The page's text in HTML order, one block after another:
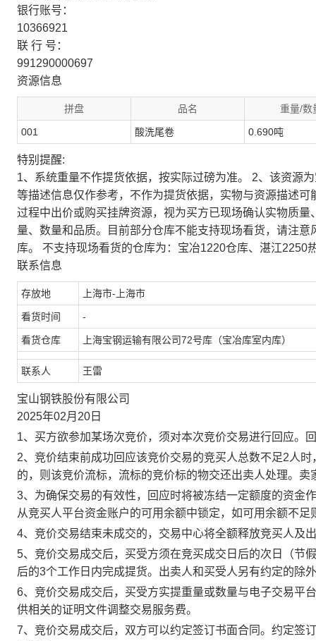
银行账号：
10366921
联 行 号：
991290000697
资源信息
拼盘 品名 重量/数
001 酸洗尾卷 0.690吨
特别提醒:
1、系统重量不作提货依据，按实际过磅为准。 2、该资源
等描述信息仅作参考，不作为提货依据，实物与资源描述
过程中出价或购买挂牌资源，视为买方已现场确认实物质
量、数量和品质。目前部分仓库不能支持现场看货，请注
库。 不支持现场看货的仓库为：宝冶1220仓库、湛江2250
联系信息
存放地 上海市-上海市
看货时间 -
看货仓库 上海宝钢运输有限公司72号库（宝冶库室内库）
联系人 王雷
宝山钢铁股份有限公司
2025年02月20日
1、买方欲参加某场次竞价，须对本次竞价交易进行回应。
2、竞价结束前成功回应该竞价交易的竞买人总数不足2人
的，则该竞价流标，流标的竞价标的物交还出卖人处理。
3、为确保交易的有效性，回应时将被冻结一定额度的资金
从竞买人平台资金账户的可用余额中锁定，如可用余额不足
4、竞价交易结束未成交的，交易中心将全额释放竞买人及
5、竞价交易成交后，买受方须在竞买成交日后的次日（节
后的3个工作日内完成提货。出卖人和买受人另有约定的除
6、竞价交易成交后，买受方实提重量或数量与电子交易平
供相关的证明文件调整交易服务费。
7、竞价交易成交后，双方可以约定签订书面合同。约定签